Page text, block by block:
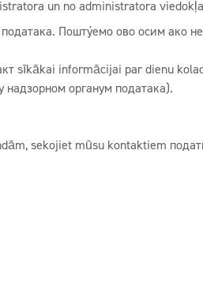
un no administratora
Поштујемо ово осим ако не
sīkākai informācijai par dienu
надзорном органум података).
sekojiet mūsu kontaktiem